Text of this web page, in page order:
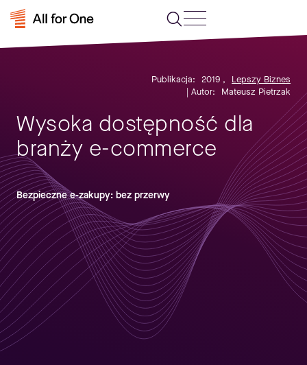
Publikacja: 2019 ,
Lepszy Biznes
| Autor:
Mateusz Pietrzak
Wysoka dostępność dla
branży e-commerce
Bezpieczne e-zakupy: bez przerwy